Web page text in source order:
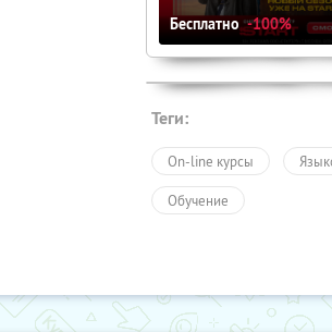
Бесплатно -100%
Теги:
On-line курсы
Обучение